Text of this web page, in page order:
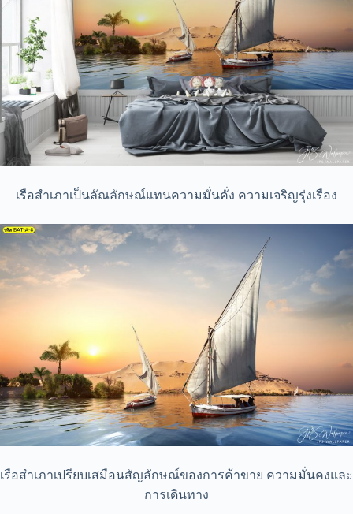
เรือสำเภาเป็นลัณลักษณ์แทนความมั่นคั่ง ความเจริญรุ่งเรือง
เรือสำเภาเปรียบเสมือนสัญลักษณ์ของการค้าขาย ความมั่นคงและ
การเดินทาง